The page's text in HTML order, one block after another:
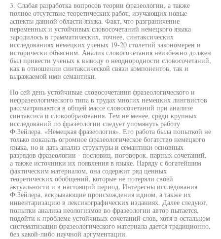
3. Слабая разработка вопросов теории фразеологии, а также
полное отсутствие теоретических работ, изучающих новые
аспекты данной области языка. Факт, что разграничение
переменных и устойчивых словосочетаний немецкого языка
зародилось в грамматических, точнее, синтаксических
исследованиях немецких ученых 19-20 столетий закономерен и
исторически объясним. Анализ словосочетания неизбежно должен
был привести ученых к выводу о неоднородности словосочетаний,
как в отношении синтаксической связи компонентов, так и
выражаемой ими семантики.
По сей день устойчивые словосочетания фразеологического и
нефразеологического типа в трудах многих немецких лингвистов
рассматриваются в общей массе словосочетаний при анализе
синтаксиса и словообразования. Тем не менее, среди крупных
исследований по фразеологии следует упомянуть работу
Ф.Зейлера. «Немецкая фразеология». Его работа была попыткой не
только показать огромное фразеологическое богатство немецкого
языка, но и дать анализ структуры и семантики основных
разрядов фразеологии - пословиц, поговорок, парных сочетаний,
а также источники их появления в языке. Наряду с богатейшим
фактическим материалом, она содержит ряд ценных
теоретических обобщений, которые не потеряли своей
актуальности и в настоящий период. Интересны исследования
Ф.Зейлера, вскрывающие происхождения идиом, а также их
инвентаризацию в лексикографических изданиях. Далее следуют,
попытки анализа неологизмов во фразеологии автор пытается,
подойти к проблеме устойчивых сочетаний слов, хотя в остальном
систематизация фразеологического материала дается традиционно,
без какой-либо научной аргументации.